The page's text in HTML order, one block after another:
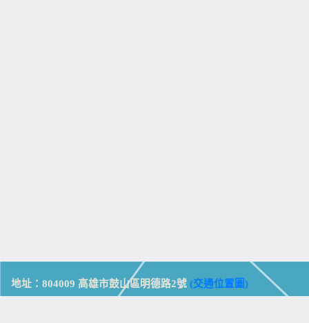
地址：804009 高雄市鼓山區明德路2號 (交通位置圖)